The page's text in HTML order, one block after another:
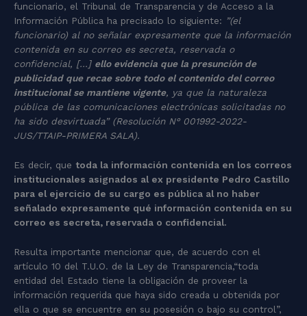
funcionario, el Tribunal de Transparencia y de Acceso a la
Información Pública ha precisado lo siguiente: ”(el
funcionario) al no señalar expresamente que la información
contenida en su correo es secreta, reservada o
confidencial, […] ello evidencia que la presunción de
publicidad que recae sobre todo el contenido del correo
institucional se mantiene vigente, ya que la naturaleza
pública de las comunicaciones electrónicas solicitadas no
ha sido desvirtuada” (Resolución N° 001992-2022-
JUS/TTAIP-PRIMERA SALA).
Es decir, que toda la información contenida en los correos
institucionales asignados al ex presidente Pedro Castillo
para el ejercicio de su cargo es pública al no haber
señalado expresamente qué información contenida en su
correo es secreta, reservada o confidencial.
Resulta importante mencionar que, de acuerdo con el
artículo 10 del T.U.O. de la Ley de Transparencia,“toda
entidad del Estado tiene la obligación de proveer la
información requerida que haya sido creada u obtenida por
ella o que se encuentre en su posesión o bajo su control”,